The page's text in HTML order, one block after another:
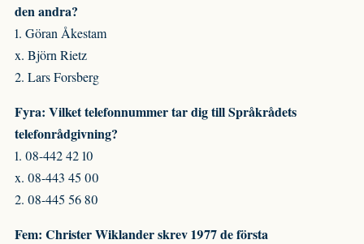
den andra?
1. Göran Åkestam
x. Björn Rietz
2. Lars Forsberg
Fyra: Vilket telefonnummer tar dig till Språkrådets
telefonrådgivning?
1. 08-442 42 10
x. 08-443 45 00
2. 08-445 56 80
Fem: Christer Wiklander skrev 1977 de första